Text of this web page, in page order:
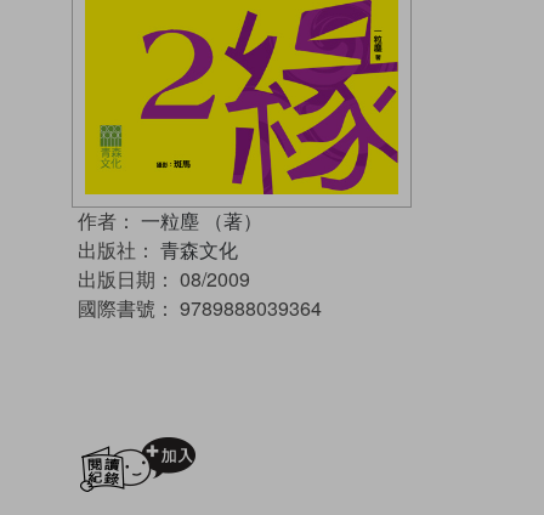
作者： 一粒塵 （著）
出版社： 青森文化
出版日期： 08/2009
國際書號： 9789888039364